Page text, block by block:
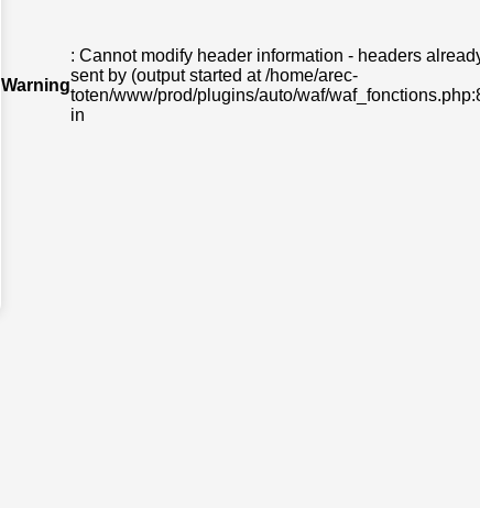
Warning
: Cannot modify header information - headers
sent by (output started at /home/arec-
toten/www/prod/plugins/auto/waf/
in